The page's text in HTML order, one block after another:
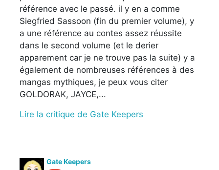
référence avec le passé. il y en a comme
Siegfried Sassoon (fin du premier volume), y
a une référence au contes assez réussite
dans le second volume (et le derier
apparement car je ne trouve pas la suite) y a
également de nombreuses références à des
mangas mythiques, je peux vous citer
GOLDORAK, JAYCE,...
Lire la critique de Gate Keepers
Gate Keepers